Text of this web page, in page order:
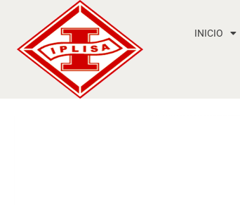
contenido
INICIO